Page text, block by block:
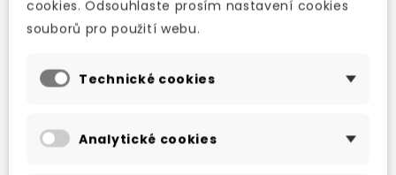
cookies. Odsouhlaste prosím nastavení cookies
souborů pro použití webu.
Technické cookies
Analytické cookies